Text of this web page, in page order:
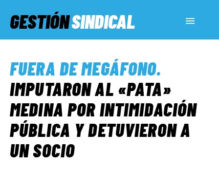
GESTIÓNSINDICAL
SERVICIOS SOCIALES
INFORMES ESPECIALES
FUERA DE MEGÁFONO
FUERA DE MEGÁFONO.
IMPUTARON AL «PATA»
MEDINA POR INTIMIDACIÓN
PÚBLICA Y DETUVIERON A
UN SOCIO